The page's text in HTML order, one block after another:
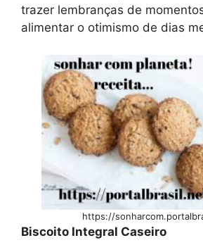
trazer lembranças de
alimentar o otimismo de dias
https://
Biscoito Integral Caseiro